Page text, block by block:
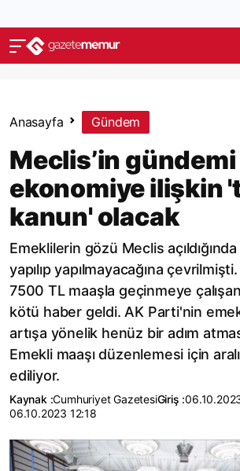
Anasayfa Gündem
Meclis’in gündemi
ekonomiye ilişkin
kanun' olacak
Emeklilerin gözü Meclis
yapılıp yapılmayacağına çevrilmişti.
7500 TL maaşla geçinmeye
kötü haber geldi. AK Parti'nin
artışa yönelik henüz bir adım
Emekli maaşı düzenlemesi için
ediliyor.
Kaynak :Cumhuriyet GazetesiGiriş :
06.10.2023 12:18